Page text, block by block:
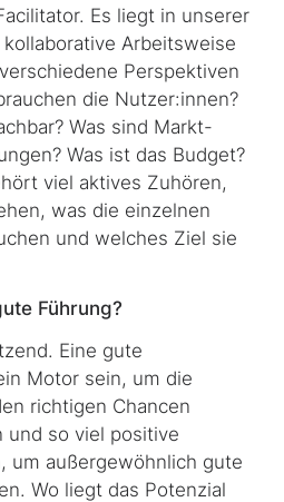
Es liegt in unserer
Arbeitsweise
Perspektiven
die Nutzer:innen?
Was sind Markt-
Was ist das Budget?
viel aktives Zuhören,
was die einzelnen
und welches Ziel sie
Führung?
Eine gute
Motor sein, um die
richtigen Chancen
und so viel positive
um außergewöhnlich gute
Wo liegt das Potenzial